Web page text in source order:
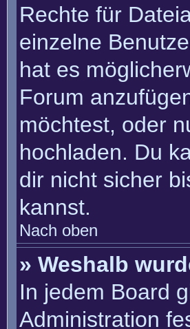
Rechte für
einzelne
hat es
Forum
möchtest, oder
hochladen. Du
dir nicht sicher
kannst.
Nach oben
» Weshalb
In jedem Board
Administration